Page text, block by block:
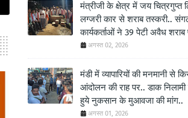
मंत्रीजी के क्षेत्र में जय चित्रगुप्त
लग्जरी कार से शराब तस्करी..
कार्यकर्ताओं ने 39 पेटी अवैध
अगस्त 02, 2026
मंडी में व्यापारियों की मनमानी से
आंदोलन की राह पर.. डाक
हुये नुकसान के मुआवजा की मांग..
अगस्त 01, 2026